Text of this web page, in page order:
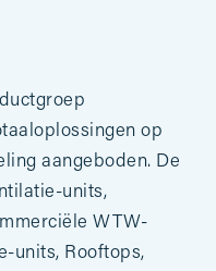
op
aangeboden. De
units,
WTW-
units, Rooftops,